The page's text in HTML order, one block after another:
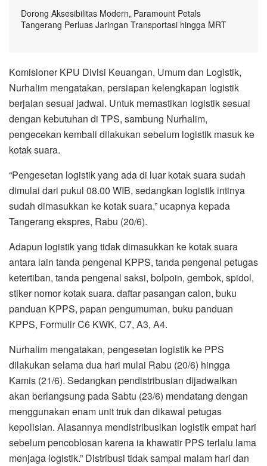
Dorong Aksesibilitas Modern, Paramount Petals
Tangerang Perluas Jaringan Transportasi hingga MRT
Komisioner KPU Divisi Keuangan, Umum dan Logistik,
Nurhalim mengatakan, persiapan kelengkapan logistik
berjalan sesuai jadwal. Untuk memastikan logistik sesuai
dengan kebutuhan di TPS, sambung Nurhalim,
pengecekan kembali dilakukan sebelum logistik masuk ke
kotak suara.
“Pengesetan logistik yang ada di luar kotak suara sudah
dimulai dari pukul 08.00 WIB, sedangkan logistik intinya
sudah dimasukkan ke kotak suara,” ucapnya kepada
Tangerang ekspres, Rabu (20/6).
Adapun logistik yang tidak dimasukkan ke kotak suara
antara lain tanda pengenal KPPS, tanda pengenal petugas
ketertiban, tanda pengenal saksi, bolpoin, gembok, spidol,
stiker nomor kotak suara. daftar pasangan calon, buku
panduan KPPS, papan pengumuman, buku panduan
KPPS, Formulir C6 KWK, C7, A3, A4.
Nurhalim mengatakan, pengesetan logistik ke PPS
dilakukan selama dua hari mulai Rabu (20/6) hingga
Kamis (21/6). Sedangkan pendistribusian dijadwalkan
akan berlangsung pada Sabtu (23/6) mendatang dengan
menggunakan enam unit truk dan dikawal petugas
kepolisian. Alasannya mendistribusikan logistik empat hari
sebelum pencoblosan karena ia khawatir PPS terlalu lama
menjaga logistik.” Distribusi tidak sampai malam hari dan